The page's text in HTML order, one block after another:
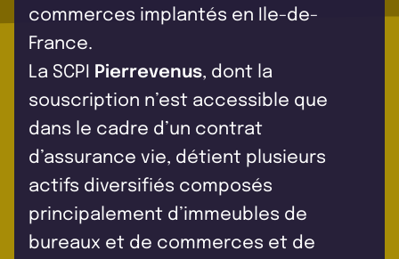
commerces implantés en Ile-de-
France.
La SCPI
Pierrevenus, dont la
souscription n’est accessible que
dans le cadre d’un contrat
d’assurance vie, détient plusieurs
actifs diversifiés composés
principalement d’immeubles de
bureaux et de commerces et de